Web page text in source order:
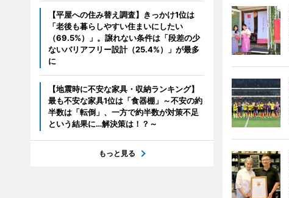
【平屋への住み替え調査】きっかけ1位は
「老後も暮らしやすい住まいにしたい
（69.5%）」。譲れない条件は「段差の少
ないバリアフリー設計（25.4%）」が最多
に
【地震時に不安な家具・収納ランキング】
最も不安な家具1位は「食器棚」～不安の約
半数は「転倒」、一方で約半数が対策不足
という結果に…解決策は！？～
もっと見る